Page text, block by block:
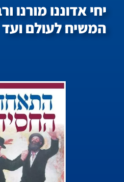
יחי אדוננו מורנו
המשיח לעולם ועד